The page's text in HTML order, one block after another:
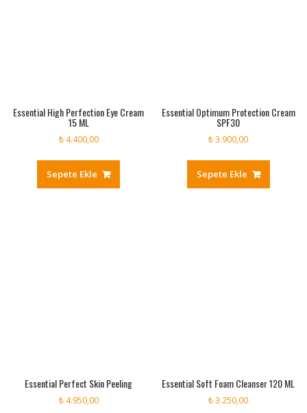
Essential High Perfection Eye Cream
15 ML
₺4.400,00
Sepete Ekle
Essential Optimum Protection Cream
SPF30
₺3.900,00
Sepete Ekle
Essential Perfect Skin Peeling
₺4.950,00
Essential Soft Foam Cleanser 120 ML
₺3.250,00